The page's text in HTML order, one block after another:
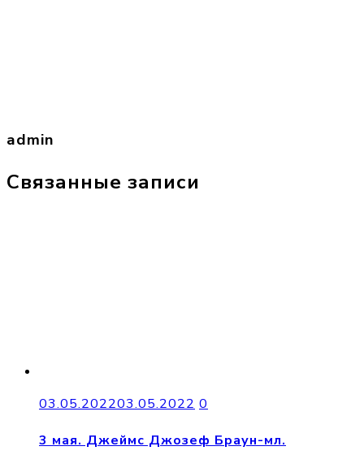
admin
Связанные записи
03.05.202203.05.2022 0
3 мая. Джеймс Джозеф Браун-мл.